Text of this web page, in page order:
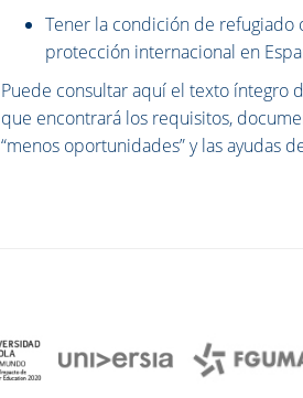
Tener la condición de
protección internacional en
Puede consultar aquí el texto íntegro
que encontrará los requisitos,
“menos oportunidades” y las ayudas